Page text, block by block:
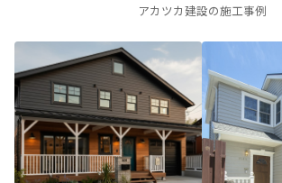
アカツカ建設の施工事例